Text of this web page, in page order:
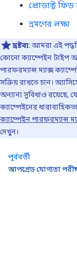
প্রোডাক্ট
ভ্রমণের লক্ষ্য
দ্রষ্টব্য: আমরা এই
কোনো ক্যাম্পেইন টাইপ
পারফরম্যান্স ম্যাক্স
সক্রিয় রাখতে চান।
অন্যান্য সুবিধাও রয়েছে,
ক্যাম্পেইনের
ক্যাম্পেইন পারফরম্যান্স
দেখুন।
পূর্ববর্তী
আপগ্রেড যোগ্যতা